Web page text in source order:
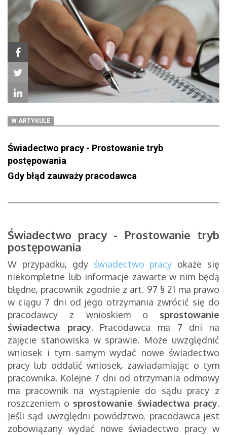
W ARTYKULE
Świadectwo pracy - Prostowanie tryb
postępowania
Gdy błąd zauważy pracodawca
Świadectwo pracy - Prostowanie tryb
postępowania
W przypadku, gdy świadectwo pracy okaże się
niekompletne lub informacje zawarte w nim będą
błędne, pracownik zgodnie z art. 97 § 21 ma prawo
w ciągu 7 dni od jego otrzymania zwrócić się do
pracodawcy z wnioskiem o sprostowanie
świadectwa pracy. Pracodawca ma 7 dni na
zajęcie stanowiska w sprawie. Może uwzględnić
wniosek i tym samym wydać nowe świadectwo
pracy lub oddalić wniosek, zawiadamiając o tym
pracownika. Kolejne 7 dni od otrzymania odmowy
ma pracownik na wystąpienie do sądu pracy z
roszczeniem o sprostowanie świadectwa pracy.
Jeśli sąd uwzględni powództwo, pracodawca jest
zobowiązany wydać nowe świadectwo pracy w